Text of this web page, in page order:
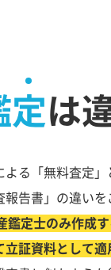
定は
る「無料査定
告書」の違いを
鑑定士のみ作成
証資料として適